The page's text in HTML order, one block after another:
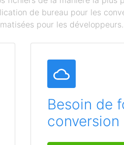
de bureau pour les
pour les
Besoin de